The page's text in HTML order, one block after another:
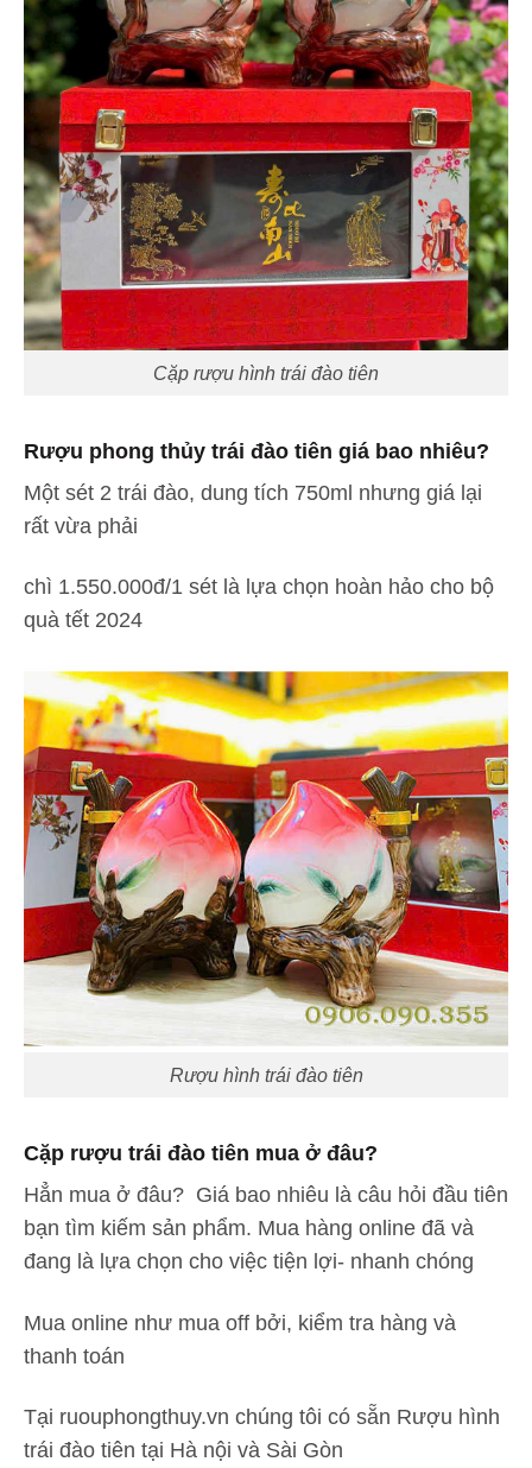
Cặp rượu hình trái đào tiên
Rượu phong thủy trái đào tiên giá bao nhiêu?
Một sét 2 trái đào, dung tích 750ml nhưng giá lại
rất vừa phải
chì 1.550.000đ/1 sét là lựa chọn hoàn hảo cho bộ
quà tết 2024
Rượu hình trái đào tiên
Cặp rượu trái đào tiên mua ở đâu?
Hẳn mua ở đâu? Giá bao nhiêu là câu hỏi đầu tiên
bạn tìm kiếm sản phẩm. Mua hàng online đã và
đang là lựa chọn cho việc tiện lợi- nhanh chóng
Mua online như mua off bởi, kiểm tra hàng và
thanh toán
Tại ruouphongthuy.vn chúng tôi có sẵn Rượu hình
trái đào tiên tại Hà nội và Sài Gòn